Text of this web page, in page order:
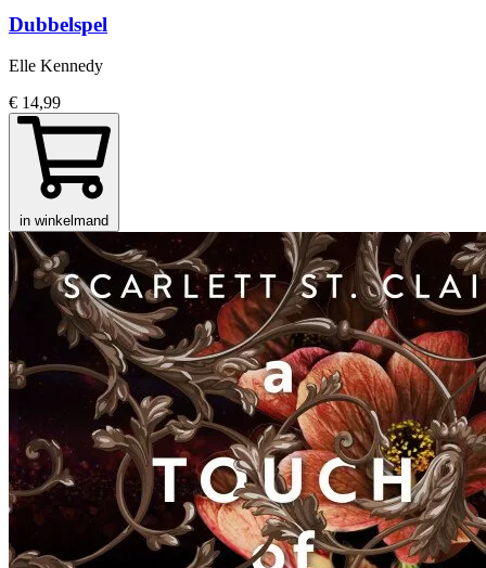
Dubbelspel
Elle Kennedy
€ 14,99
in winkelmand